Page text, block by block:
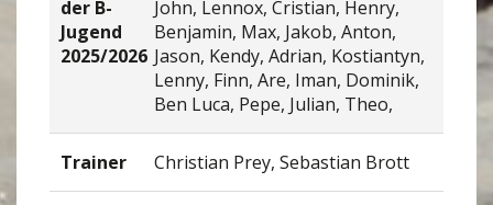
der B-
Jugend
2025/2026
John, Lennox, Cristian, Henry,
Benjamin, Max, Jakob, Anton,
Jason, Kendy, Adrian, Kostiantyn,
Lenny, Finn, Are, Iman, Dominik,
Ben Luca, Pepe, Julian, Theo,
Trainer Christian Prey, Sebastian Brott